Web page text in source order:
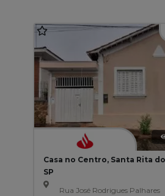
Casa no Centro, Santa Rita
SP
Rua José Rodrigues Palhares